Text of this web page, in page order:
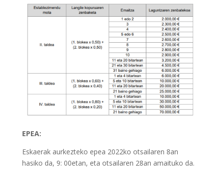
EPEA:
Eskaerak aurkezteko epea 2022ko otsailaren 8an
hasiko da, 9: 00etan, eta otsailaren 28an amaituko da.